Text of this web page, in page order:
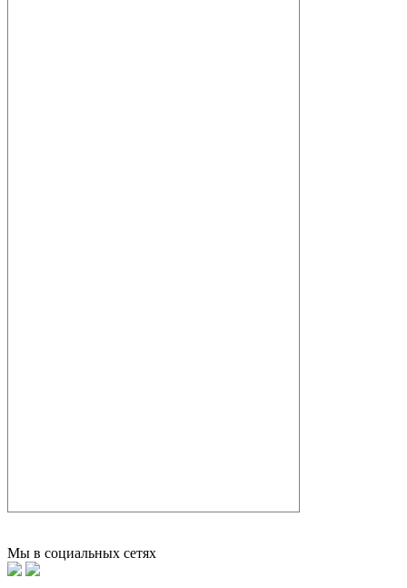
Мы в социальных сетях